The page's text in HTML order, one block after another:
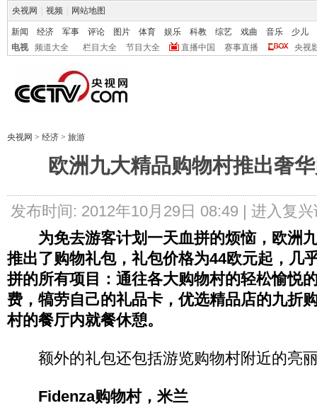
央视网 视频 网站地图
新闻 经济 军事 评论 图片 体育 娱乐 科教 综艺 戏曲 音乐
少儿
电视
频道大全 栏目大全 节目大全 直播中国 赛事直播 央视
央视网 > 经济 > 旅游
欧洲九大精品购物村推出奢
发布时间: 2012年10月29日 08:49 | 进入复兴
为免去游客计划一天血拼的烦恼，欧洲
推出了购物礼包，礼包价格为44欧元起，几
拼的所有项目：通往各大购物村的轻松愉悦
费，犒劳自己的礼品卡，优选精品店的九折
村的餐厅内就餐休憩。
额外的礼包还包括游览购物村附近的亮
Fidenza购物村，米兰